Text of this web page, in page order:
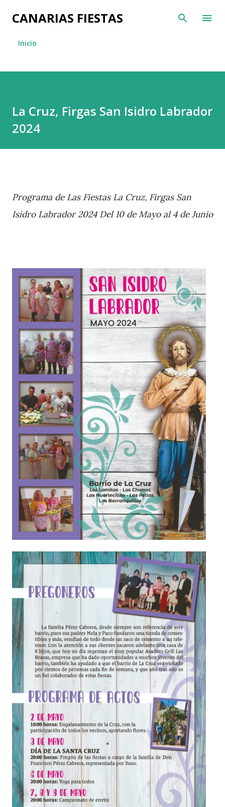
Ir al contenido principal
CANARIAS FIESTAS
Inicio
La Cruz, Firgas San Isidro Labrador
2024
Programa de Las Fiestas La Cruz, Firgas San
Isidro Labrador 2024 Del 10 de Mayo al 4 de Junio